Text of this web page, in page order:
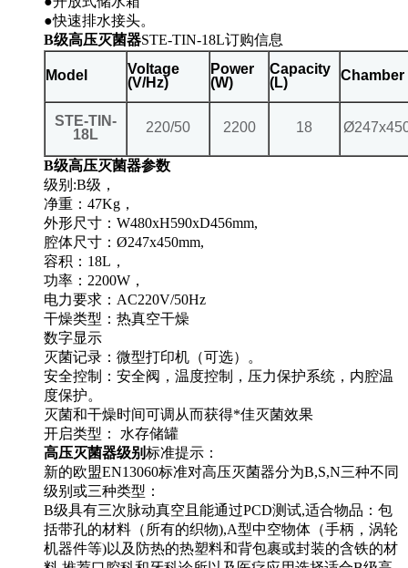
●快速排水接头。
B级高压灭菌器STE-TIN-18L订购信息
Model
Voltage
(V/Hz)
Power
(W)
Capacity
(L)
Chamber
STE-TIN-
18L
220/50 2200 18
B级高压灭菌器参数
级别:B级，
净重：47Kg，
外形尺寸：W480xH590xD456mm,
腔体尺寸：Ø247x450mm,
容积：18L，
功率：2200W，
电力要求：AC220V/50Hz
干燥类型：热真空干燥
数字显示
灭菌记录：微型打印机（可选）。
安全控制：安全阀，温度控制，压力保护系统，内腔温
度保护。
灭菌和干燥时间可调从而获得*佳灭菌效果
开启类型： 水存储罐
高压灭菌器级别标准提示：
新的欧盟EN13060标准对高压灭菌器分为B,S,N三种不同
级别或三种类型：
B级具有三次脉动真空且能通过PCD测试,适合物品：包
括带孔的材料（所有的织物),A型中空物体（手柄，涡轮
机器件等)以及防热的热塑料和背包裹或封装的含铁的材